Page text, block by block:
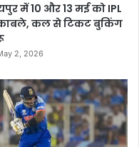
में 10 और 13 मई को IPL
कल से टिकट बुकिंग
2, 2026